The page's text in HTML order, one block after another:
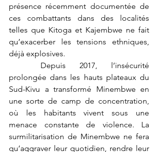
présence récemment documentée de
ces combattants dans des localités
telles que Kitoga et Kajembwe ne fait
qu’exacerber les tensions ethniques,
déjà explosives.
prolongée dans les hauts plateaux du
Sud-Kivu a transformé Minembwe en
une sorte de camp de concentration,
où les habitants vivent sous une
menace constante de violence. La
surmilitarisation de Minembwe ne fera
qu’aggraver leur quotidien, rendre leur